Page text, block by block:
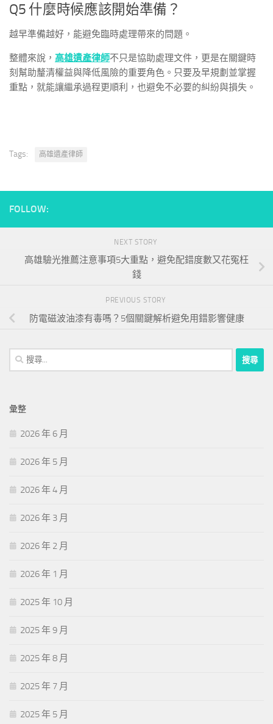
Q5 什麼時候應該開始準備？
越早準備越好，能避免臨時處理帶來的問題。
整體來說， 高雄遺產律師不只是協助處理文件，更是在關鍵時
刻幫助釐清權益與降低風險的重要角色。只要及早規劃並掌握
重點，就能讓繼承過程更順利，也避免不必要的糾紛與損失。
Tags: 高雄遺產律師
FOLLOW:
NEXT STORY
高雄驗光推薦注意事項5大重點，避免配錯度數又花冤枉
錢
PREVIOUS STORY
防電磁波油漆有毒嗎？5個關鍵解析避免用錯影響健康
搜
尋
字:
彙整
2026 年 6 月
2026 年 5 月
2026 年 4 月
2026 年 3 月
2026 年 2 月
2026 年 1 月
2025 年 10 月
2025 年 9 月
2025 年 8 月
2025 年 7 月
2025 年 5 月